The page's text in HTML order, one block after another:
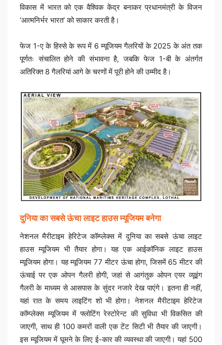
विकास में भारत को एक वैश्विक केंद्र बनाकर प्रधानमंत्री के विजन
‘आत्मनिर्भर भारत’ को साकार करती है।
फेज 1-ए के हिस्से के रूप में 6 म्यूजियम गैलरियों के 2025 के अंत तक
पूर्णतः संचालित होने की संभावना है, जबकि फेज 1-बी के अंतर्गत
अतिरिक्त 8 गैलरियां आगे के चरणों में पूरी होने की उम्मीद है।
दुनिया का सबसे ऊंचा लाइट हाउस म्यूजियम बनेगा
नेशनल मैरीटाइम हेरिटेज कॉम्प्लेक्स में दुनिया का सबसे ऊंचा लाइट
हाउस म्यूजियम भी तैयार होगा। यह एक आईकॉनिक लाइट हाउस
म्यूजियम होगा। यह म्यूजियम 77 मीटर ऊंचा होगा, जिसमें 65 मीटर की
ऊंचाई पर एक ओपन गैलरी होगी, जहां से आगंतुक ओपन एयर व्यूइंग
गैलरी के माध्यम से आसपास के सुंदर नजारे देख पाएंगे। इतना ही नहीं,
यहां रात के समय लाइटिंग शो भी होगा। नेशनल मैरीटाइम हेरिटेज
कॉम्प्लेक्स म्यूजियम में फ्लोटिंग रेस्टोरेन्ट की सुविधा भी विकसित की
जाएगी, साथ ही 100 कमरों वाली एक टेंट सिटी भी तैयार की जाएगी।
इस म्यूजियम में घूमने के लिए ई-कार की व्यवस्था की जाएगी। यहां 500